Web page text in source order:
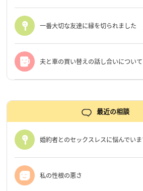
一番大切な友達に縁を切られました
夫と車の買い替えの話し合いについて
最近の相談
婚約者とのセックスレスに悩んでい
私の性根の悪さ